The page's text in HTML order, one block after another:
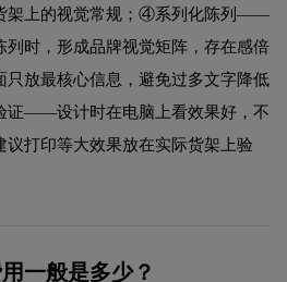
架上的视觉常规；④系列化陈列——
列时，形成品牌视觉矩阵，存在感倍
放最核心信息，避免过多文字降低
证——设计时在电脑上看效果好，不
议打印等大效果放在实际货架上验
一般是多少？